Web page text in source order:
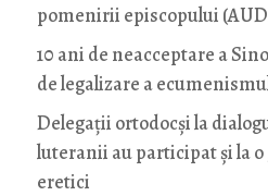
pomenirii episcopului
10 ani de neacceptare a
de legalizare a
Delegații ortodocși la
luteranii au participat și la
eretici